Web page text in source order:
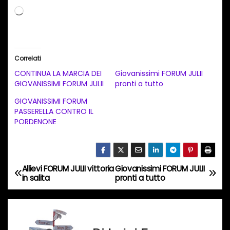
C
a
m
e
n
i
n
c
Correlati
CONTINUA LA MARCIA DEI
GIOVANISSIMI FORUM JULII
Giovanissimi FORUM JULII
pronti a tutto
GIOVANISSIMI FORUM
PASSERELLA CONTRO IL
PORDENONE
N
a
Giovanissimi FORUM JULII
pronti a tutto
Allievi FORUM JULII vittoria
in salita